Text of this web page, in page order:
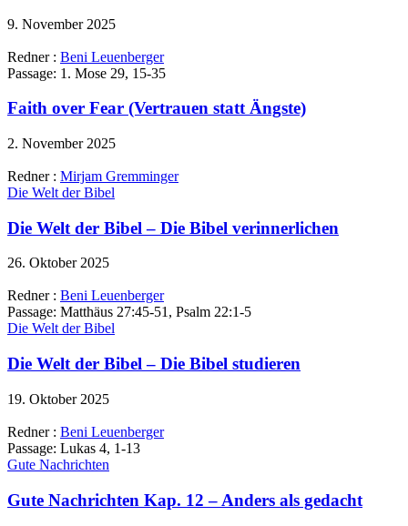
9. November 2025
Redner : Beni Leuenberger
Passage: 1. Mose 29, 15-35
Faith over Fear (Vertrauen statt Ängste)
2. November 2025
Redner : Mirjam Gremminger
Die Welt der Bibel
Die Welt der Bibel – Die Bibel verinnerlichen
26. Oktober 2025
Redner : Beni Leuenberger
Passage: Matthäus 27:45-51, Psalm 22:1-5
Die Welt der Bibel
Die Welt der Bibel – Die Bibel studieren
19. Oktober 2025
Redner : Beni Leuenberger
Passage: Lukas 4, 1-13
Gute Nachrichten
Gute Nachrichten Kap. 12 – Anders als gedacht